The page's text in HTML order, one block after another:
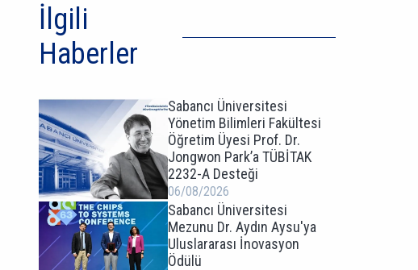
İlgili
Haberler
Sabancı Üniversitesi
Yönetim Bilimleri Fakültesi
Öğretim Üyesi Prof. Dr.
Jongwon Park’a TÜBİTAK
2232-A Desteği
06/08/2026
Sabancı Üniversitesi
Mezunu Dr. Aydın Aysu'ya
Uluslararası İnovasyon
Ödülü